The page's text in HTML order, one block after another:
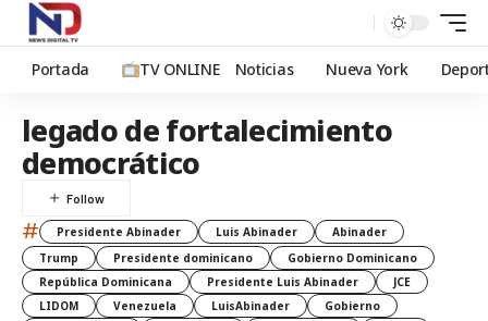
Portada TV ONLINE Noticias Nueva York
legado de fortalecimiento
democrático
# Presidente Abinader Luis Abinader
Abinader
Trump
Presidente dominicano
Gobierno Dominicano
República Dominicana
Presidente Luis Abinader
JCE
LIDOM
Venezuela LuisAbinader
Gobierno